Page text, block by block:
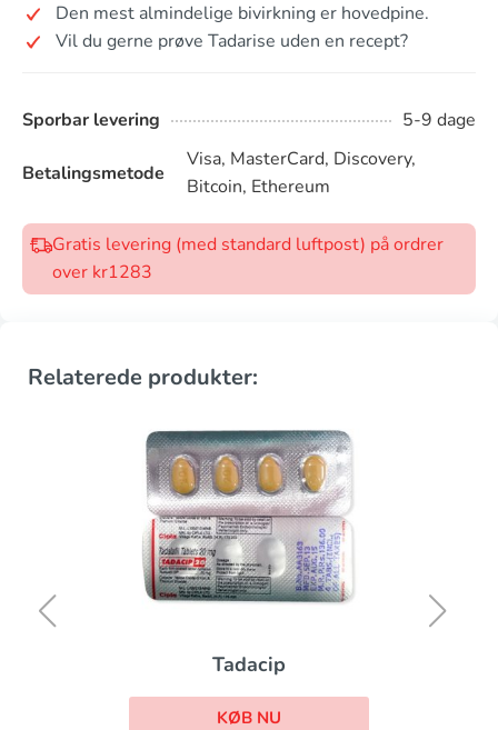
Den mest almindelige bivirkning er hovedpine.
Vil du gerne prøve Tadarise uden en recept?
Sporbar levering 5-9 dage
Betalingsmetode
Visa, MasterCard, Discovery,
Bitcoin, Ethereum
Gratis levering (med standard luftpost) på ordrer
over kr1283
Relaterede produkter:
Tadacip
KØB NU